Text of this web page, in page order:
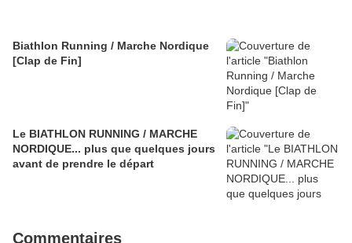
Biathlon Running / Marche Nordique
[Clap de Fin]
Le BIATHLON RUNNING / MARCHE
NORDIQUE... plus que quelques jours
avant de prendre le départ
Commentaires